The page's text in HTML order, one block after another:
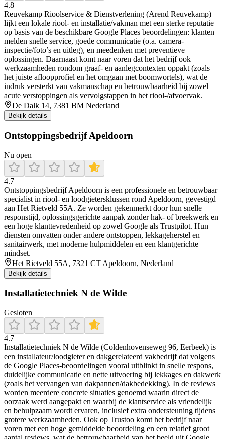
4.8
Reuvekamp Rioolservice & Dienstverlening (Arend Reuvekamp)
lijkt een lokale riool- en installatie/vakman met een sterke reputatie
op basis van de beschikbare Google Places beoordelingen: klanten
melden snelle service, goede communicatie (o.a. camera-
inspectie/foto’s en uitleg), en meedenken met preventieve
oplossingen. Daarnaast komt naar voren dat het bedrijf ook
werkzaamheden rondom graaf- en aanlegcontexten oppakt (zoals
het juiste afloopprofiel en het omgaan met boomwortels), wat de
indruk versterkt van vakmanschap en betrouwbaarheid bij zowel
acute verstoppingen als vervolgstappen in het riool-/afvoervak.
De Dalk 14, 7381 BM Nederland
Bekijk details
Ontstoppingsbedrijf Apeldoorn
Nu open
4.7
Ontstoppingsbedrijf Apeldoorn is een professionele en betrouwbaar
specialist in riool- en loodgietersklussen rond Apeldoorn, gevestigd
aan Het Rietveld 55A. Ze worden gekenmerkt door hun snelle
responstijd, oplossingsgerichte aanpak zonder hak- of breekwerk en
een hoge klanttevredenheid op zowel Google als Trustpilot. Hun
diensten omvatten onder andere ontstoppen, lekkageherstel en
sanitairwerk, met moderne hulpmiddelen en een klantgerichte
mindset.
Het Rietveld 55A, 7321 CT Apeldoorn, Nederland
Bekijk details
Installatietechniek N de Wilde
Gesloten
4.7
Installatietechniek N de Wilde (Coldenhovenseweg 96, Eerbeek) is
een installateur/loodgieter en dakgerelateerd vakbedrijf dat volgens
de Google Places-beoordelingen vooral uitblinkt in snelle respons,
duidelijke communicatie en nette uitvoering bij lekkages en dakwerk
(zoals het vervangen van dakpannen/dakbedekking). In de reviews
worden meerdere concrete situaties genoemd waarin direct de
oorzaak werd aangepakt en waarbij de klantservice als vriendelijk
en behulpzaam wordt ervaren, inclusief extra ondersteuning tijdens
grotere werkzaamheden. Ook op Trustoo komt het bedrijf naar
voren met een hoge gemiddelde beoordeling en een relatief groot